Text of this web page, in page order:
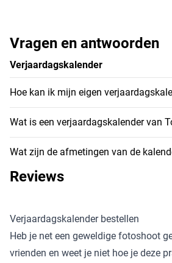
Vragen en antwoorden
Verjaardagskalender
Hoe kan ik mijn eigen
Wat is een verjaardagskalender van
Wat zijn de afmetingen van de
Reviews
Verjaardagskalender bestellen
Heb je net een geweldige fotoshoot
vrienden en weet je niet hoe je deze